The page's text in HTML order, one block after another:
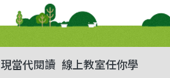
現當代閱讀 線上教室任你學